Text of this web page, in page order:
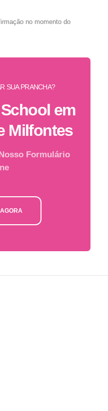
no momento do
SUA PRANCHA?
em
Milfontes
Formulário